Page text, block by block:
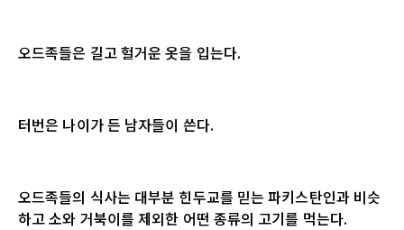
오드족들은 길고 헐거운 옷을 입는다.
터번은 나이가 든 남자들이 쓴다.
오드족들의 식사는 대부분 힌두교를 믿는 파키스탄인과 비슷
하고 소와 거북이를 제외한 어떤 종류의 고기를 먹는다.